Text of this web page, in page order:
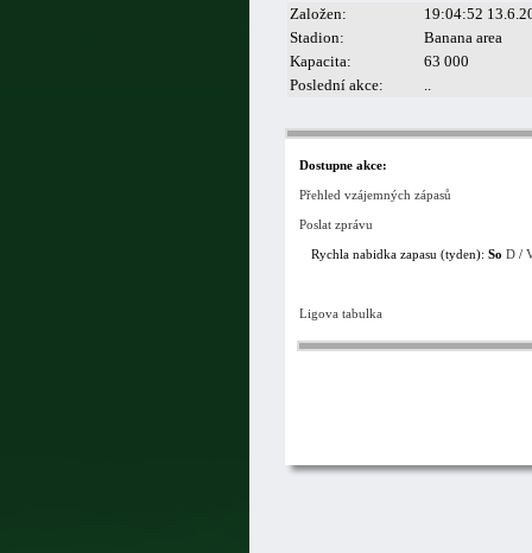
Založen:
19:04:52
Stadion:
Banana area
Kapacita:
63 000
Poslední akce:
..
Dostupne akce:
Přehled vzájemných zápasů
Poslat zprávu
Rychla nabidka zapasu (tyden):So D /
Ligova tabulka